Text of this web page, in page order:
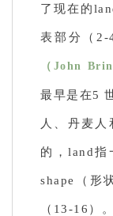
了现在的
表部分（2-
（John
最早是在5
人、丹麦人
的，land指
shape（形
（13-16）。